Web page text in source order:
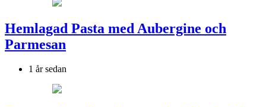
Hemlagad Pasta med Aubergine och
Parmesan
1 år sedan